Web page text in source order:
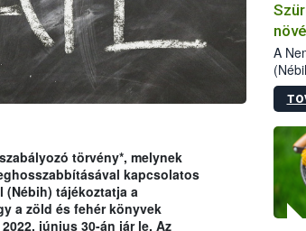
törvény*, melynek
kapcsolatos
(Nébih) tájékoztatja a
a zöld és fehér könyvek
június 30-án jár le. Az
A
Az